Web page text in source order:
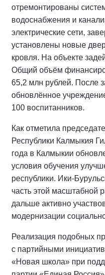
отремонтированы
водоснабжения и
электрические сети,
установлены новые
кровля. На объекте
Общий объём
65,2 млн рублей. После
обновлённое
100 воспитанников.
Как отметила
Республики Калмыкия
года в Калмыкии
условия обучения
республики.
часть этой масштабной
дальше активно
модернизации
Реализация подобных
с партийными
«Новая школа» при